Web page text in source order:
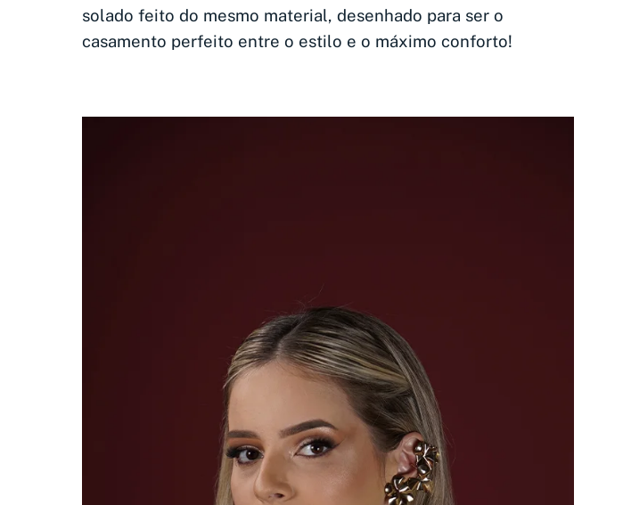
solado feito do mesmo material, desenhado para ser o
casamento perfeito entre o estilo e o máximo conforto!